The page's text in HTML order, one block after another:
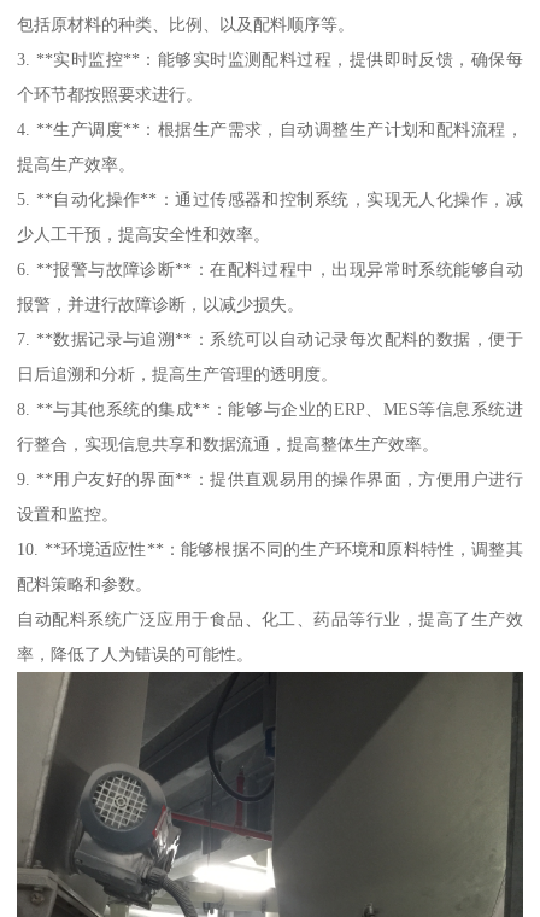
包括原材料的种类、比例、以及配料顺序等。
3. **实时监控**：能够实时监测配料过程，提供即时反馈，确保每
个环节都按照要求进行。
4. **生产调度**：根据生产需求，自动调整生产计划和配料流程，
提高生产效率。
5. **自动化操作**：通过传感器和控制系统，实现无人化操作，减
少人工干预，提高安全性和效率。
6. **报警与故障诊断**：在配料过程中，出现异常时系统能够自动
报警，并进行故障诊断，以减少损失。
7. **数据记录与追溯**：系统可以自动记录每次配料的数据，便于
日后追溯和分析，提高生产管理的透明度。
8. **与其他系统的集成**：能够与企业的ERP、MES等信息系统进
行整合，实现信息共享和数据流通，提高整体生产效率。
9. **用户友好的界面**：提供直观易用的操作界面，方便用户进行
设置和监控。
10. **环境适应性**：能够根据不同的生产环境和原料特性，调整其
配料策略和参数。
自动配料系统广泛应用于食品、化工、药品等行业，提高了生产效
率，降低了人为错误的可能性。